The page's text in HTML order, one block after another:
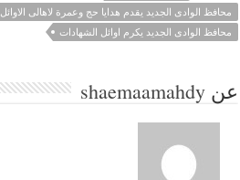
محافظ الوادى الجديد يقدم هدايا حج وعمرة لاهالى الاوائل
محافظ الوادى الجديد يكرم اوائل الشهادات
عنshaemaamahdy